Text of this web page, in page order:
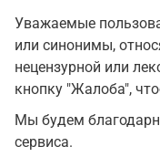
Уважаемые
или синонимы,
нецензурной или
кнопку "Жалоба",
Мы будем
сервиса.